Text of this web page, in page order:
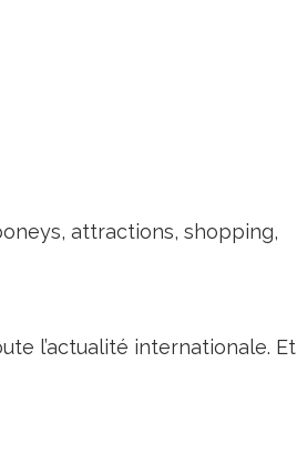
attractions, shopping,
l’actualité internationale. Et